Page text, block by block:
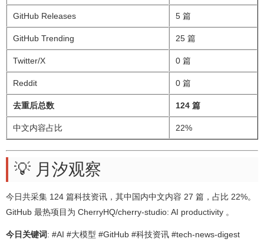
GitHub Releases 5 篇
GitHub Trending 25 篇
Twitter/X 0 篇
Reddit 0 篇
去重后总数 124 篇
中文内容占比 22%
💡 月汐观察
今日共采集 124 篇科技资讯，其中国内中文内容 27 篇，占比 22%。
GitHub 最热项目为 CherryHQ/cherry-studio: AI productivity 。
今日关键词: #AI #大模型 #GitHub #科技资讯 #tech-news-digest